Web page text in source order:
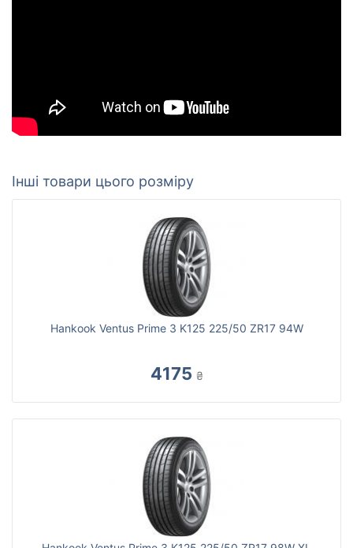
Інші товари цього розміру
Hankook Ventus Prime 3 K125 225/50 ZR17 94W
4175 ₴